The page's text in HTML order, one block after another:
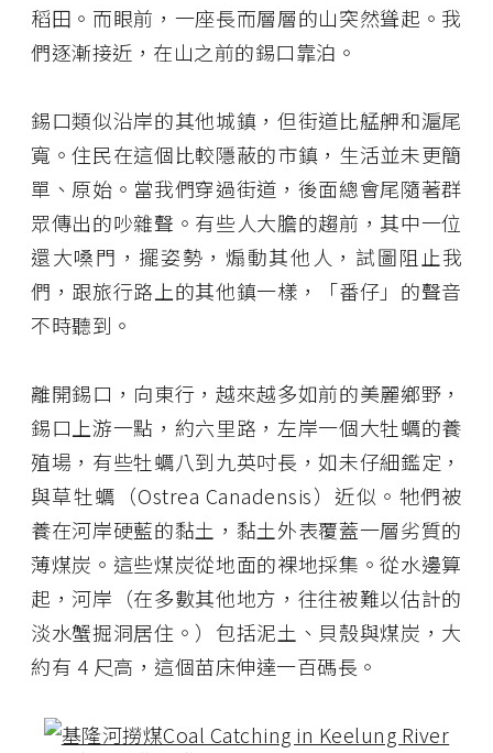
稻田。而眼前，一座長而層層的山突然聳起。我
們逐漸接近，在山之前的錫口靠泊。
錫口類似沿岸的其他城鎮，但街道比艋舺和滬尾
寬。住民在這個比較隱蔽的市鎮，生活並未更簡
單、原始。當我們穿過街道，後面總會尾隨著群
眾傳出的吵雜聲。有些人大膽的趨前，其中一位
還大嗓門，擺姿勢，煽動其他人，試圖阻止我
們，跟旅行路上的其他鎮一樣，「番仔」的聲音
不時聽到。
離開錫口，向東行，越來越多如前的美麗鄉野，
錫口上游一點，約六里路，左岸一個大牡蠣的養
殖場，有些牡蠣八到九英吋長，如未仔細鑑定，
與草牡蠣（Ostrea Canadensis）近似。牠們被
養在河岸硬藍的黏土，黏土外表覆蓋一層劣質的
薄煤炭。這些煤炭從地面的裸地採集。從水邊算
起，河岸（在多數其他地方，往往被難以估計的
淡水蟹掘洞居住。）包括泥土、貝殼與煤炭，大
約有 4 尺高，這個苗床伸達一百碼長。